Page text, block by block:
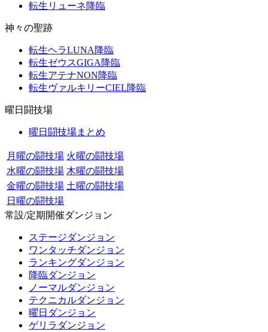
転生リューネ降臨
神々の聖跡
転生ヘラLUNA降臨
転生ゼウスGIGA降臨
転生アテナNON降臨
転生ヴァルキリーCIEL降臨
曜日闘技場
曜日闘技場まとめ
月曜の闘技場 火曜の闘技場
水曜の闘技場 木曜の闘技場
金曜の闘技場 土曜の闘技場
日曜の闘技場
常設/定期開催ダンジョン
ステージダンジョン
ワンタッチダンジョン
ランキングダンジョン
降臨ダンジョン
ノーマルダンジョン
テクニカルダンジョン
曜日ダンジョン
ゲリラダンジョン